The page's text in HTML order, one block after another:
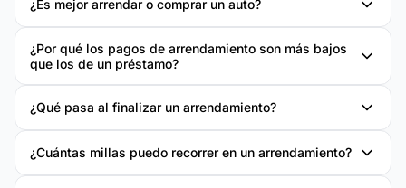
¿Es mejor arrendar o comprar un auto?
¿Por qué los pagos de arrendamiento son más bajos
que los de un préstamo?
¿Qué pasa al finalizar un arrendamiento?
¿Cuántas millas puedo recorrer en un arrendamiento?